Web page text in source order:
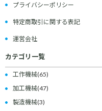
プライバシーポリシー
特定商取引に関する表記
運営会社
カテゴリ一覧
工作機械(65)
加工機械(47)
製造機械(3)